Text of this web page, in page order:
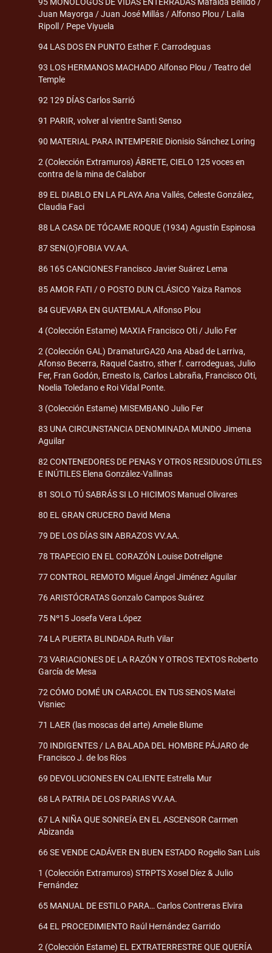
Juan Mayorga / Juan José Millás / Alfonso Plou / Laila
Ripoll / Pepe Viyuela
94 LAS DOS EN PUNTO Esther F. Carrodeguas
93 LOS HERMANOS MACHADO Alfonso Plou / Teatro del
Temple
92 129 DÍAS Carlos Sarrió
91 PARIR, volver al vientre Santi Senso
90 MATERIAL PARA INTEMPERIE Dionisio Sánchez Loring
2 (Colección Extramuros) ÁBRETE, CIELO 125 voces en
contra de la mina de Calabor
89 EL DIABLO EN LA PLAYA Ana Vallés, Celeste González,
Claudia Faci
88 LA CASA DE TÓCAME ROQUE (1934) Agustín Espinosa
87 SEN(O)FOBIA VV.AA.
86 165 CANCIONES Francisco Javier Suárez Lema
85 AMOR FATI / O POSTO DUN CLÁSICO Yaiza Ramos
84 GUEVARA EN GUATEMALA Alfonso Plou
4 (Colección Estame) MAXIA Francisco Oti / Julio Fer
2 (Colección GAL) DramaturGA20 Ana Abad de Larriva,
Afonso Becerra, Raquel Castro, sther f. carrodeguas, Julio
Fer, Fran Godón, Ernesto Is, Carlos Labraña, Francisco Oti,
Noelia Toledano e Roi Vidal Ponte.
3 (Colección Estame) MISEMBANO Julio Fer
83 UNA CIRCUNSTANCIA DENOMINADA MUNDO Jimena
Aguilar
82 CONTENEDORES DE PENAS Y OTROS RESIDUOS ÚTILES
E INÚTILES Elena González-Vallinas
81 SOLO TÚ SABRÁS SI LO HICIMOS Manuel Olivares
80 EL GRAN CRUCERO David Mena
79 DE LOS DÍAS SIN ABRAZOS VV.AA.
78 TRAPECIO EN EL CORAZÓN Louise Dotreligne
77 CONTROL REMOTO Miguel Ángel Jiménez Aguilar
76 ARISTÓCRATAS Gonzalo Campos Suárez
75 Nº15 Josefa Vera López
74 LA PUERTA BLINDADA Ruth Vilar
73 VARIACIONES DE LA RAZÓN Y OTROS TEXTOS Roberto
García de Mesa
72 CÓMO DOMÉ UN CARACOL EN TUS SENOS Matei
Visniec
71 LAER (las moscas del arte) Amelie Blume
70 INDIGENTES / LA BALADA DEL HOMBRE PÁJARO de
Francisco J. de los Ríos
69 DEVOLUCIONES EN CALIENTE Estrella Mur
68 LA PATRIA DE LOS PARIAS VV.AA.
67 LA NIÑA QUE SONREÍA EN EL ASCENSOR Carmen
Abizanda
66 SE VENDE CADÁVER EN BUEN ESTADO Rogelio San Luis
1 (Colección Extramuros) STRPTS Xosel Díez & Julio
Fernández
65 MANUAL DE ESTILO PARA… Carlos Contreras Elvira
64 EL PROCEDIMIENTO Raúl Hernández Garrido
2 (Colección Estame) EL EXTRATERRESTRE QUE QUERÍA